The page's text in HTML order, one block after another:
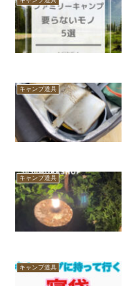
キャンプ道具
キャンプ道具
キャンプ道具